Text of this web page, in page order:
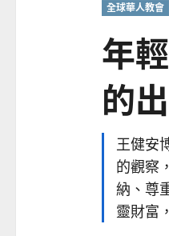
全球華人教會
年
的
王健安
的觀察
納、尊
靈財富